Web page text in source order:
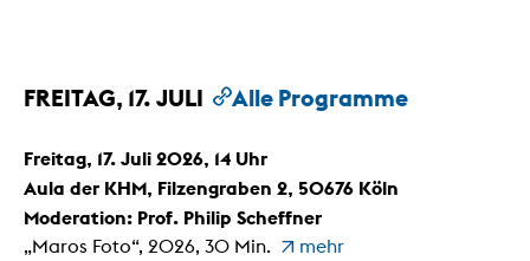
FREITAG, 17. JULI Alle Programme
Freitag, 17. Juli 2026, 14 Uhr
Aula der KHM, Filzengraben 2, 50676 Köln
Moderation: Prof. Philip Scheffner
„Maros Foto“, 2026, 30 Min.
mehr